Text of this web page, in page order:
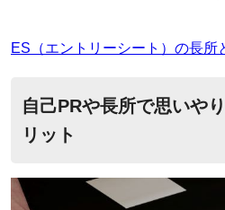
ES（エントリーシート）の長所
自己PRや長所で思いや
リット